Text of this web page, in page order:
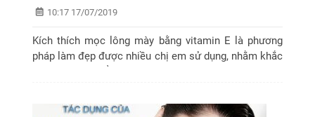
10:17 17/07/2019
Kích thích mọc lông mày bằng vitamin E là phương
pháp làm đẹp được nhiều chị em sử dụng, nhằm khắc